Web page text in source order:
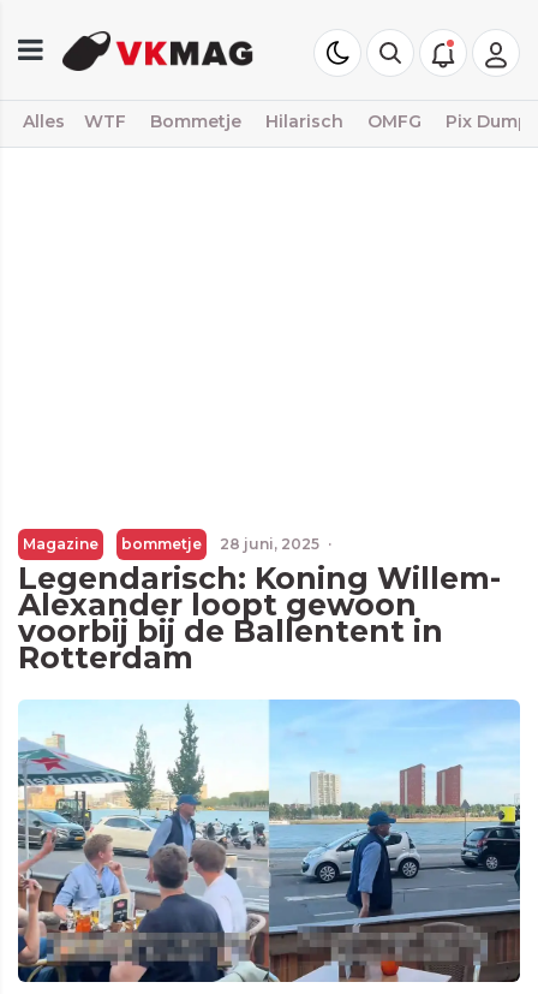
Alles WTF Bommetje Hilarisch OMFG Pix Dump
Magazine bommetje 28 juni, 2025 ·
Legendarisch: Koning Willem-
Alexander loopt gewoon
voorbij bij de Ballentent in
Rotterdam